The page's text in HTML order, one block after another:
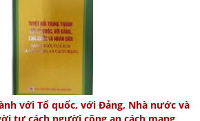
với Tổ quốc, với Đảng, Nhà nước và